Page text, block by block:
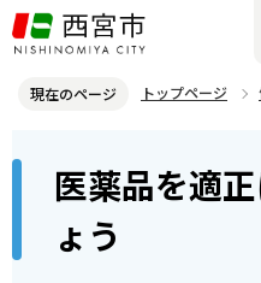
こ
の
ジ
頭
現在のページ トップページ
医薬品を適
ょう